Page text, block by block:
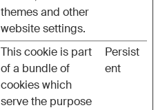
themes and other
website settings.
This cookie is part
of a bundle of
cookies which
serve the purpose
Persist
ent